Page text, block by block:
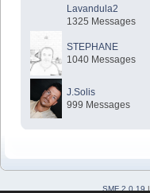
Lavandula2
1325 Messages
STEPHANE
1040 Messages
J.Solis
999 Messages
SMF 2.0.19 |